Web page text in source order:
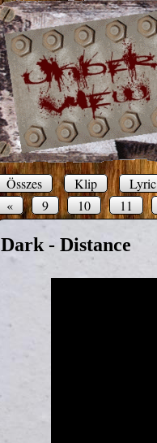
Összes Klip Lyric
«
9 10 11
Dark - Distance